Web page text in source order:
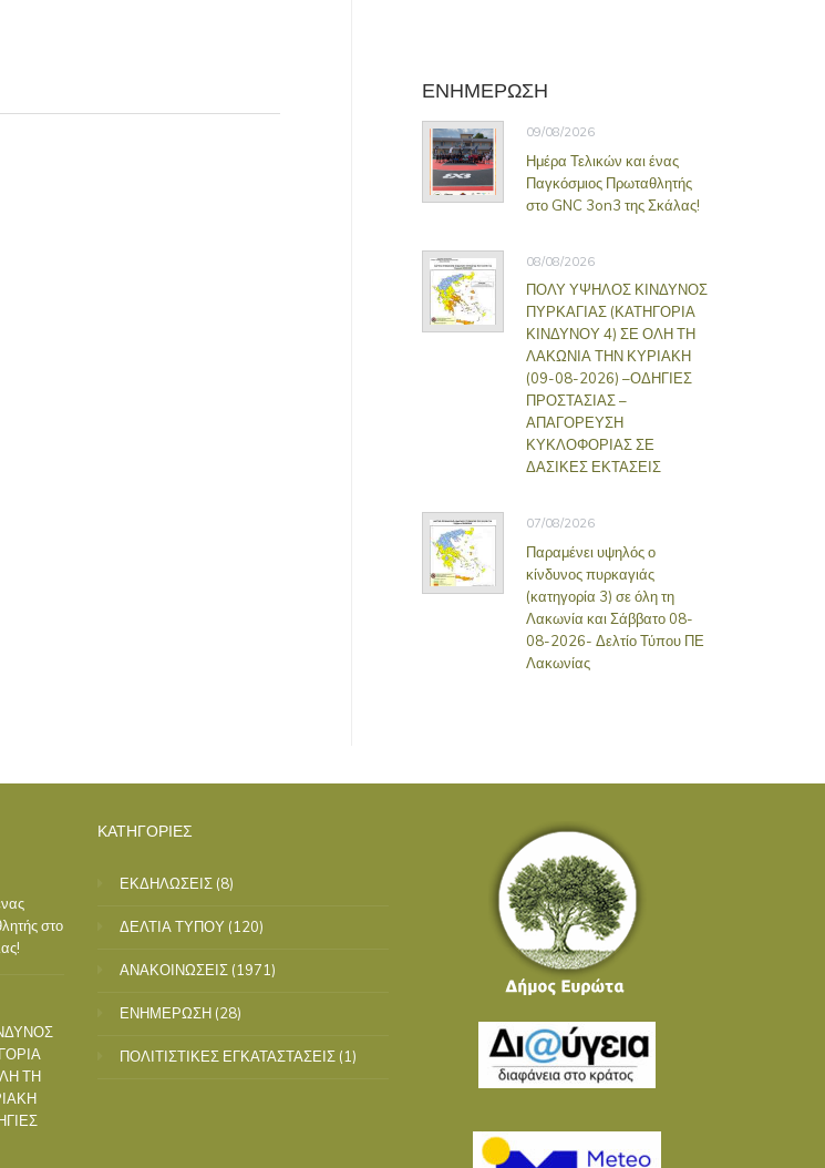
ΕΝΗΜΕΡΩΣΗ
09/08/2026
Ημέρα Τελικών και ένας
Παγκόσμιος Πρωταθλητής
στο GNC 3on3 της Σκάλας!
08/08/2026
ΠΟΛΥ ΥΨΗΛΟΣ ΚΙΝΔΥΝΟΣ
ΠΥΡΚΑΓΙΑΣ (ΚΑΤΗΓΟΡΙΑ
ΚΙΝΔΥΝΟΥ 4) ΣΕ ΟΛΗ ΤΗ
ΛΑΚΩΝΙΑ ΤΗΝ ΚΥΡΙΑΚΗ
(09-08-2026) –ΟΔΗΓΙΕΣ
ΠΡΟΣΤΑΣΙΑΣ –
ΑΠΑΓΟΡΕΥΣΗ
ΚΥΚΛΟΦΟΡΙΑΣ ΣΕ
ΔΑΣΙΚΕΣ ΕΚΤΑΣΕΙΣ
07/08/2026
Παραμένει υψηλός ο
κίνδυνος πυρκαγιάς
(κατηγορία 3) σε όλη τη
Λακωνία και Σάββατο 08-
08-2026- Δελτίο Τύπου ΠΕ
Λακωνίας
στο
ΤΗ
ΚΑΤΗΓΟΡΙΕΣ
ΕΚΔΗΛΩΣΕΙΣ (8)
ΔΕΛΤΙΑ ΤΥΠΟΥ (120)
ΑΝΑΚΟΙΝΩΣΕΙΣ (1971)
ΕΝΗΜΕΡΩΣΗ (28)
ΠΟΛΙΤΙΣΤΙΚΕΣ ΕΓΚΑΤΑΣΤΑΣΕΙΣ (1)